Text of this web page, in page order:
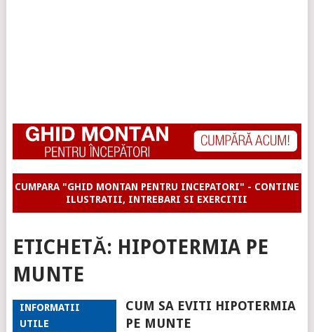
CUMPARA "GHID MONTAN PENTRU INCEPATORI" - CONTINE
ILUSTRATII, INTREBARI SI EXERCITII
ETICHETĂ: HIPOTERMIA PE
MUNTE
INFORMATII
UTILE
CUM SA EVITI HIPOTERMIA
PE MUNTE